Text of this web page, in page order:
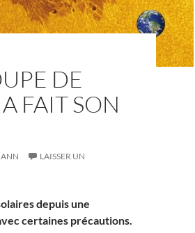
DE
FAIT SON
LAISSER UN
depuis une
certaines précautions.